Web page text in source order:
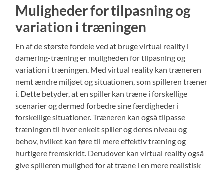
Muligheder for tilpasning og
variation i træningen
En af de største fordele ved at bruge virtual reality i
damering-træning er muligheden for tilpasning og
variation i træningen. Med virtual reality kan træneren
nemt ændre miljøet og situationen, som spilleren træner
i. Dette betyder, at en spiller kan træne i forskellige
scenarier og dermed forbedre sine færdigheder i
forskellige situationer. Træneren kan også tilpasse
træningen til hver enkelt spiller og deres niveau og
behov, hvilket kan føre til mere effektiv træning og
hurtigere fremskridt. Derudover kan virtual reality også
give spilleren mulighed for at træne i en mere realistisk